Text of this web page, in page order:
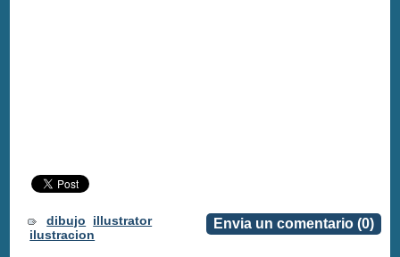
Envia un comentario (0)
dibujo
illustrator
ilustracion